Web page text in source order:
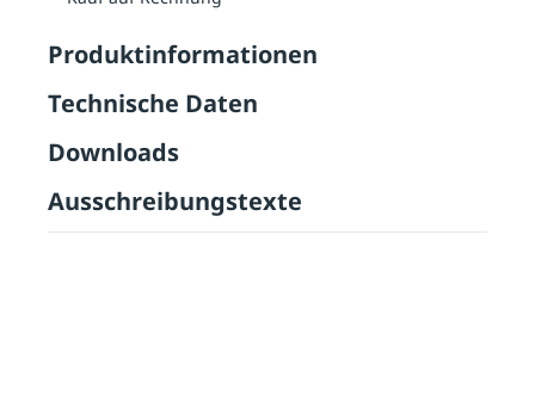
Produktinformationen
Technische Daten
Downloads
Ausschreibungstexte